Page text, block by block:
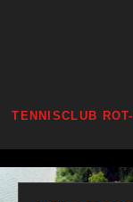
TENNISCLUB
Zum
Inhalt